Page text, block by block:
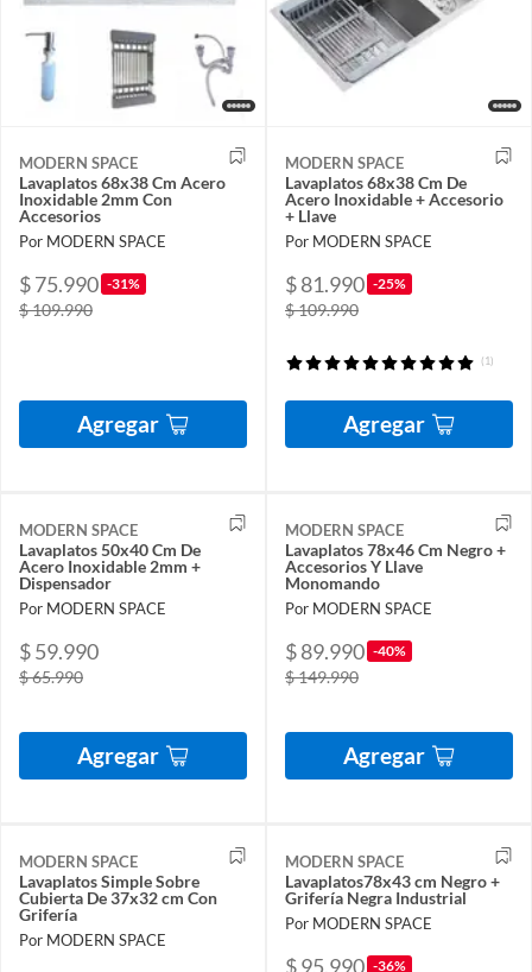
MODERN SPACE
Lavaplatos 68x38 Cm Acero
Inoxidable 2mm Con
Accesorios
Por MODERN SPACE
$ 75.990 -31%
$ 109.990
Agregar
MODERN SPACE
Lavaplatos 68x38 Cm De
Acero Inoxidable + Accesorio
+ Llave
Por MODERN SPACE
$ 81.990 -25%
$ 109.990
(1)
Agregar
MODERN SPACE
Lavaplatos 50x40 Cm De
Acero Inoxidable 2mm +
Dispensador
Por MODERN SPACE
$ 59.990
$ 65.990
Agregar
MODERN SPACE
Lavaplatos 78x46 Cm Negro +
Accesorios Y Llave
Monomando
Por MODERN SPACE
$ 89.990 -40%
$ 149.990
Agregar
MODERN SPACE
Lavaplatos Simple Sobre
Cubierta De 37x32 cm Con
Grifería
Por MODERN SPACE
MODERN SPACE
Lavaplatos78x43 cm Negro +
Grifería Negra Industrial
Por MODERN SPACE
$ 95.990 -36%